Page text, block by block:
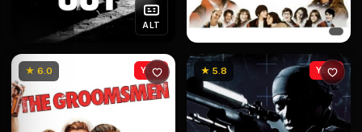
ALT
★ 6.0 YENİ ★ 5.8 YENİ